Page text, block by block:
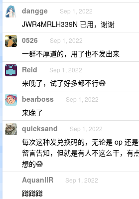
dangge Sep 1, 2022
JWR4MRLH339N 已用，谢谢
0526 Sep 1, 2022
一群不厚道的，用了也不发出来
Reid Sep 1, 2022
来晚了，试了好多都不行😅
bearboss Sep 1, 2022
来晚了
quicksand Sep 1, 2022
每次这种发兑换码的，无论是 op 还
留言告知，但就是有人不这么干，有
想的😅
AquanllR Sep 1, 2022
蹲蹲蹲